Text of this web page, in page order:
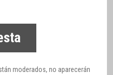
moderados, no aparecerán